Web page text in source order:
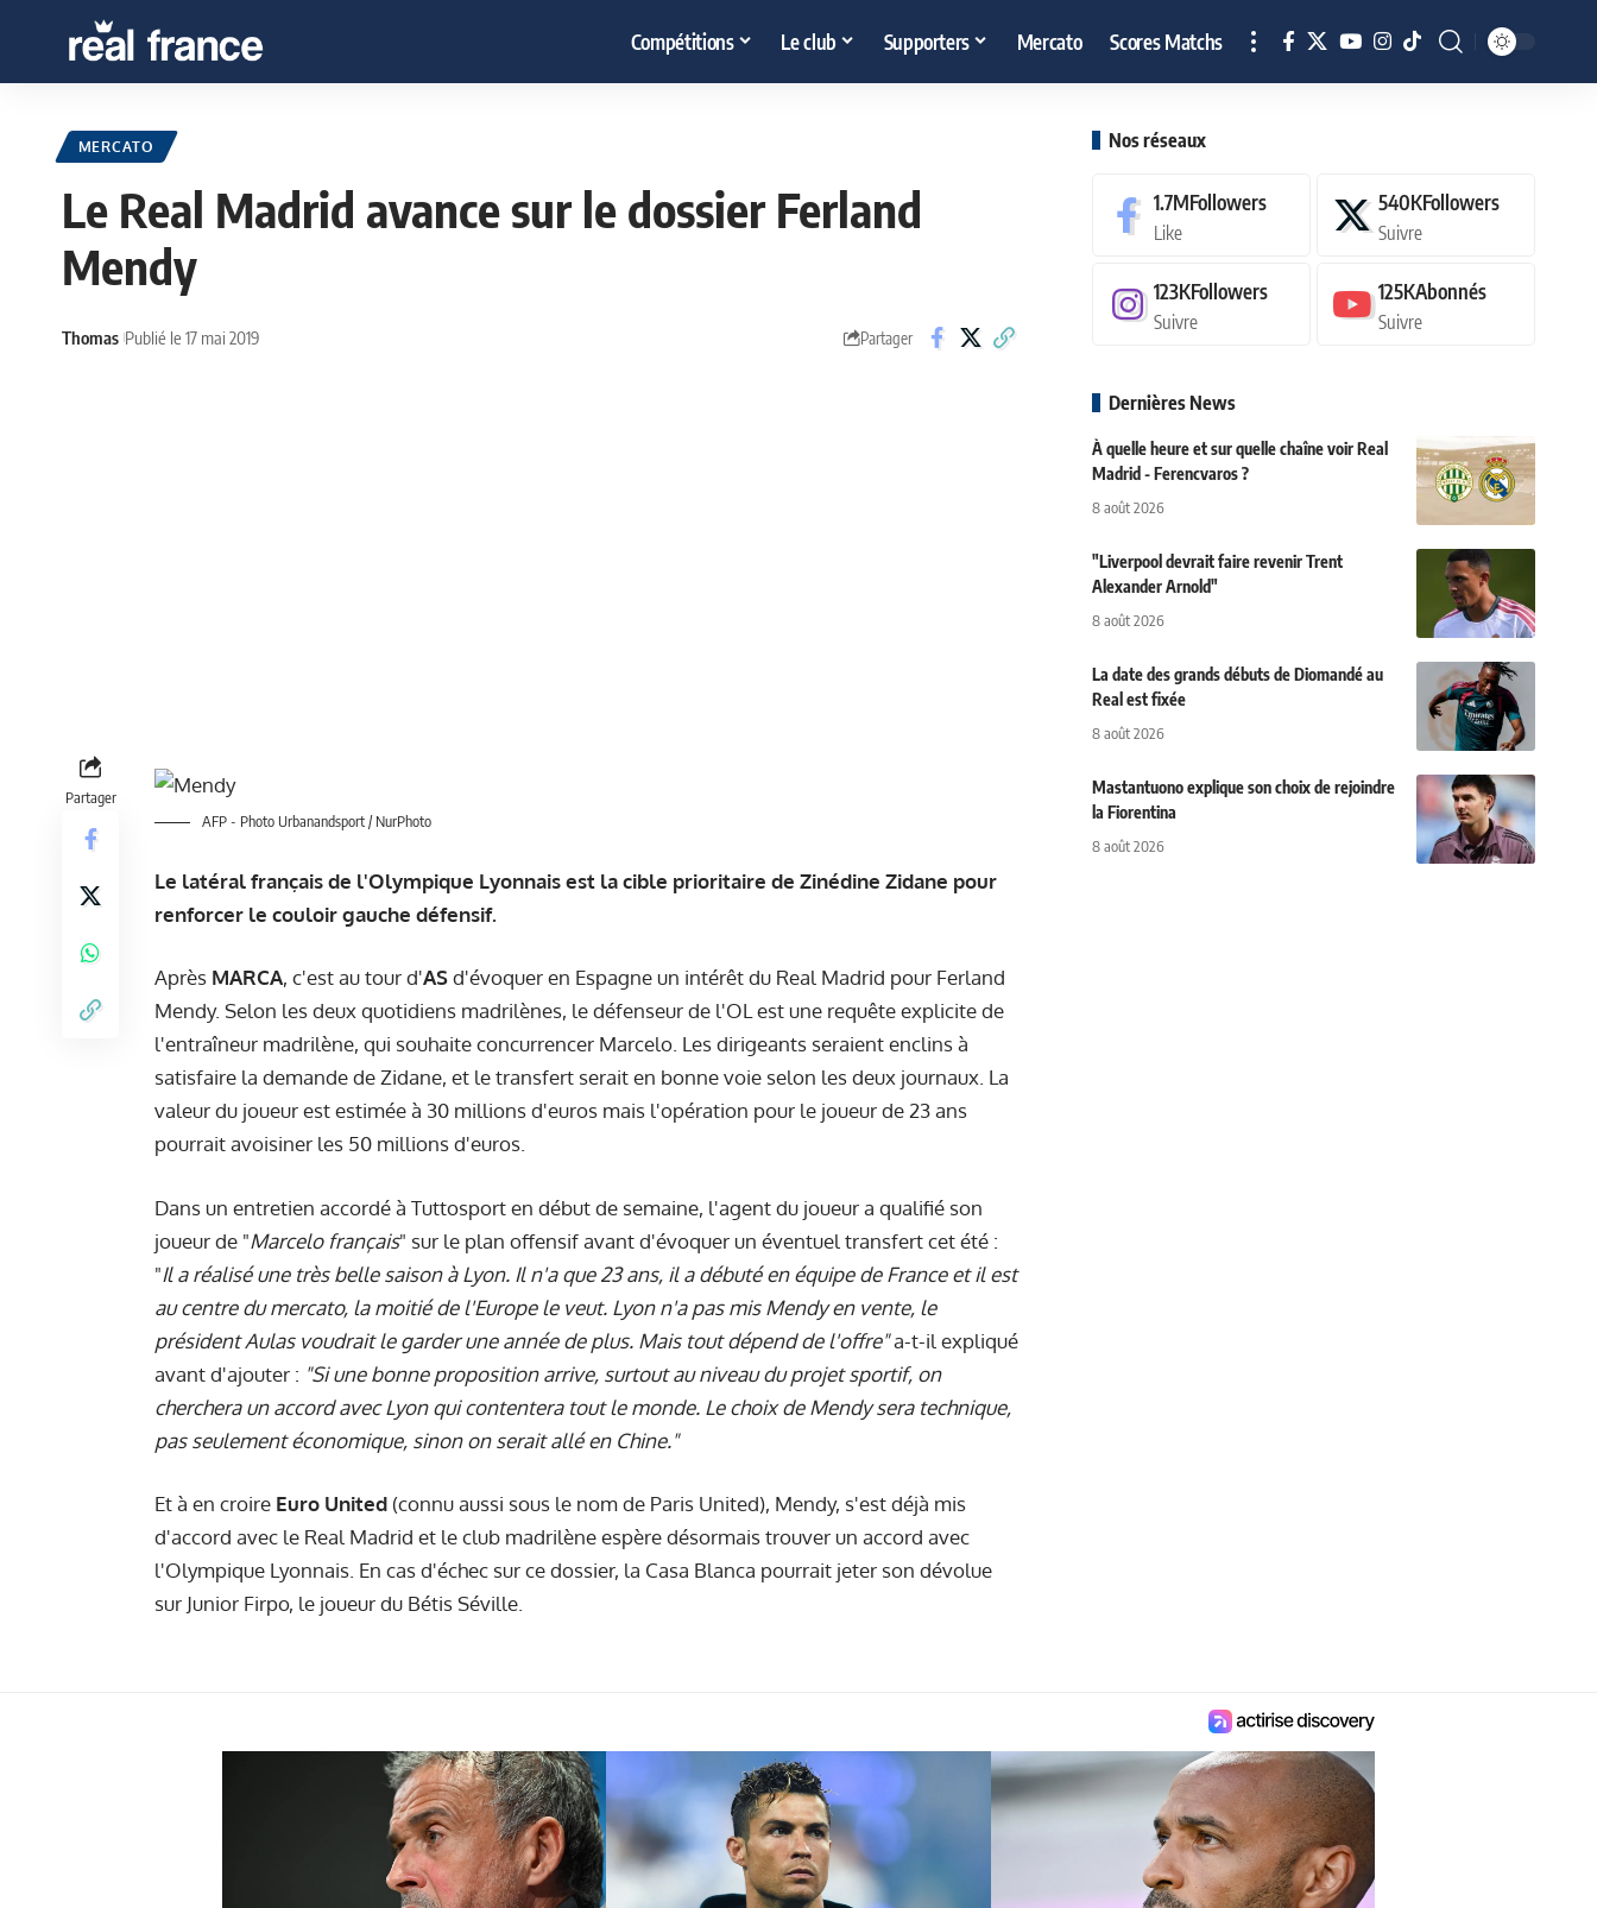
Compétitions Le club Supporters Mercato Scores Matchs
MERCATO
Le Real Madrid avance sur le dossier Ferland
Mendy
Thomas Publié le 17 mai 2019 Partager
Partager
AFP - Photo Urbanandsport / NurPhoto
Le latéral français de l'Olympique Lyonnais est la cible prioritaire de Zinédine Zidane pour
renforcer le couloir gauche défensif.
Après MARCA, c'est au tour d'ASd'évoquer en Espagne un intérêt du Real Madrid pour Ferland
Mendy. Selon les deux quotidiens madrilènes, le défenseur de l'OL est une requête explicite de
l'entraîneur madrilène, qui souhaite concurrencer Marcelo. Les dirigeants seraient enclins à
satisfaire la demande de Zidane, et le transfert serait en bonne voie selon les deux journaux. La
valeur du joueur est estimée à 30 millions d'euros mais l'opération pour le joueur de 23 ans
pourrait avoisiner les 50 millions d'euros.
Dans un entretien accordé à Tuttosport en début de semaine, l'agent du joueur a qualifié son
joueur de "Marcelo français" sur le plan offensif avant d'évoquer un éventuel transfert cet été :
"Il a réalisé une très belle saison à Lyon. Il n'a que 23 ans, il a débuté en équipe de France et il est
au centre du mercato, la moitié de l'Europe le veut. Lyon n'a pas mis Mendy en vente, le
président Aulas voudrait le garder une année de plus. Mais tout dépend de l'offre"a-t-il expliqué
avant d'ajouter : "Si une bonne proposition arrive, surtout au niveau du projet sportif, on
cherchera un accord avec Lyon qui contentera tout le monde. Le choix de Mendy sera technique,
pas seulement économique, sinon on serait allé en Chine."
Et à en croire Euro United (connu aussi sous le nom de Paris United), Mendy, s'est déjà mis
d'accord avec le Real Madrid et le club madrilène espère désormais trouver un accord avec
l'Olympique Lyonnais. En cas d'échec sur ce dossier, la Casa Blanca pourrait jeter son dévolue
sur Junior Firpo, le joueur du Bétis Séville.
Nos réseaux
1.7MFollowers
Like
540KFollowers
Suivre
123KFollowers
Suivre
125KAbonnés
Suivre
Dernières News
À quelle heure et sur quelle chaîne voir Real
Madrid - Ferencvaros ?
8 août 2026
"Liverpool devrait faire revenir Trent
Alexander Arnold"
8 août 2026
La date des grands débuts de Diomandé au
Real est fixée
8 août 2026
Mastantuono explique son choix de rejoindre
la Fiorentina
8 août 2026